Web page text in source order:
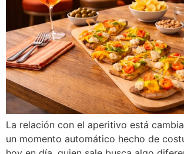
La relación con el aperitivo está
un momento automático hecho de